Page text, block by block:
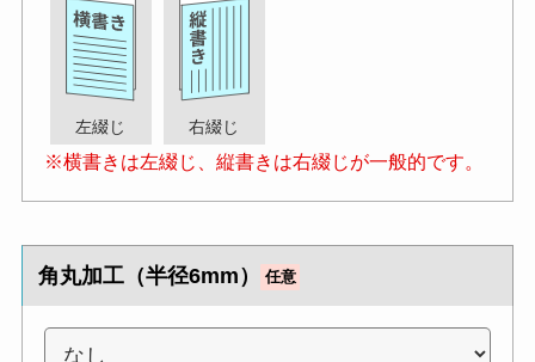
左綴じ 右綴じ
※横書きは左綴じ、縦書きは右綴じが一般的です。
角丸加工（半径6mm） 任意